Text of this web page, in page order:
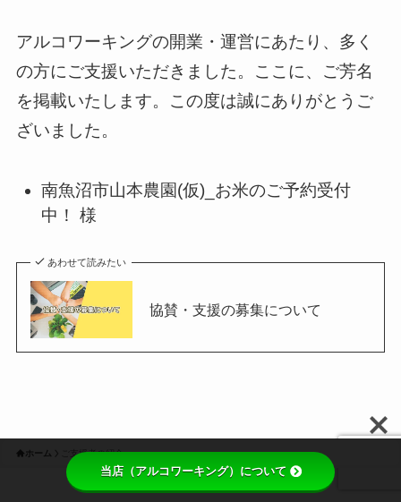
アルコワーキングの開業・運営にあたり、多く
の方にご支援いただきました。ここに、ご芳名
を掲載いたします。この度は誠にありがとうご
ざいました。
南魚沼市山本農園(仮)_お米のご予約受付
中！ 様
あわせて読みたい
協賛・支援の募集について
ホーム ご支援者の紹介
当店（アルコワーキング）について